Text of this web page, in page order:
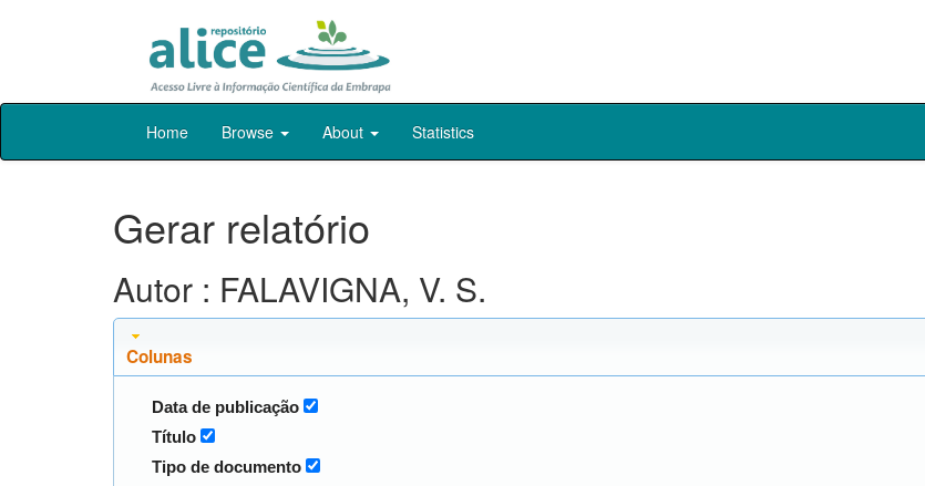
Skip
Home Browse About Statistics
Gerar relatório
Autor : FALAVIGNA, V. S.
Colunas
Data de publicação
Título
Tipo de documento